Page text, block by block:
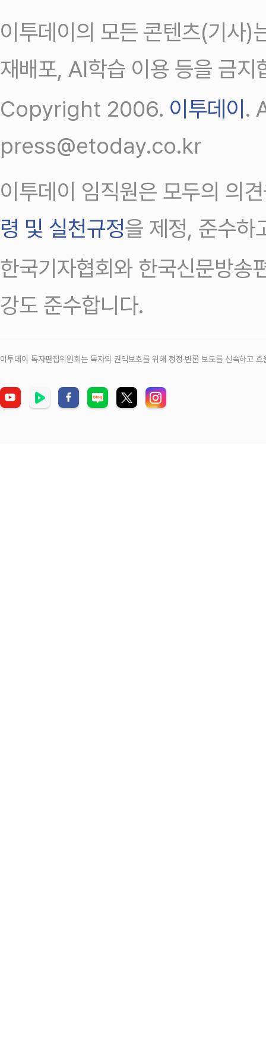
이투데이의 모든 콘텐츠(기사)
재배포, AI학습 이용 등을 금지
Copyright 2006. 이투데이.
press@etoday.co.kr
이투데이 임직원은 모두의 의
령 및 실천규정을 제정, 준수하
한국기자협회와 한국신문방송
강도 준수합니다.
이투데이 독자편집위원회는 독자의 권익보호를 위해 정정‧반론 보도를 신속하고